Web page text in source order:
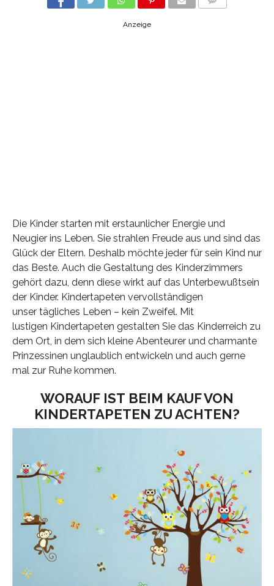
Anzeige
Die Kinder starten mit erstaunlicher Energie und
Neugier ins Leben. Sie strahlen Freude aus und sind das
Glück der Eltern. Deshalb möchte jeder für sein Kind nur
das Beste. Auch die Gestaltung des Kinderzimmers
gehört dazu, denn diese wirkt auf das Unterbewußtsein
der Kinder. Kindertapeten vervollständigen
unser tägliches Leben – kein Zweifel. Mit
lustigen Kindertapeten gestalten Sie das Kinderreich zu
dem Ort, in dem sich kleine Abenteurer und charmante
Prinzessinen unglaublich entwickeln und auch gerne
mal zur Ruhe kommen.
WORAUF IST BEIM KAUF VON
KINDERTAPETEN ZU ACHTEN?